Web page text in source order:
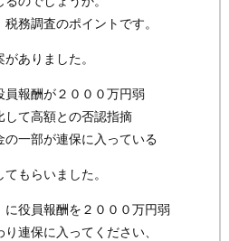
務調査のポイントです。
ありました。
員報酬が２０００万円弱
して高額との否認指摘
の一部が連保に入っている
もらいました。
に役員報酬を２０００万円弱
連保に入ってください、